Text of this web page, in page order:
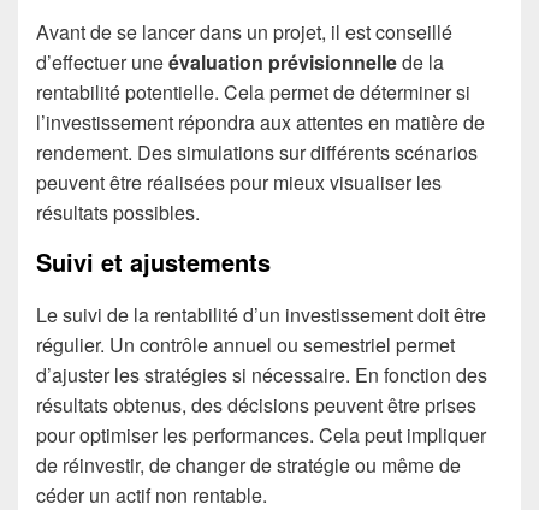
Avant de se lancer dans un projet, il est conseillé
d’effectuer uneévaluation prévisionnellede la
rentabilité potentielle. Cela permet de déterminer si
l’investissement répondra aux attentes en matière de
rendement. Des simulations sur différents scénarios
peuvent être réalisées pour mieux visualiser les
résultats possibles.
Suivi et ajustements
Le suivi de la rentabilité d’un investissement doit être
régulier. Un contrôle annuel ou semestriel permet
d’ajuster les stratégies si nécessaire. En fonction des
résultats obtenus, des décisions peuvent être prises
pour optimiser les performances. Cela peut impliquer
de réinvestir, de changer de stratégie ou même de
céder un actif non rentable.